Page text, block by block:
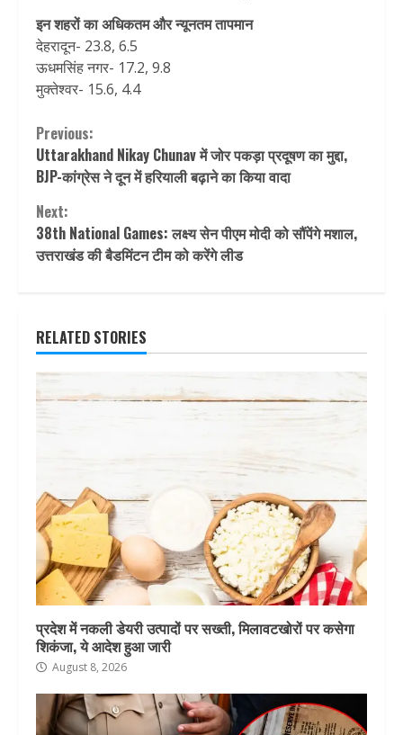
इन शहरों का अधिकतम और न्यूनतम तापमान
देहरादून- 23.8, 6.5
ऊधमसिंह नगर- 17.2, 9.8
मुक्तेश्वर- 15.6, 4.4
Continue
Reading
Previous:
Uttarakhand Nikay Chunav में जोर पकड़ा प्रदूषण का मुद्दा,
BJP-कांग्रेस ने दून में हर‍ियाली बढ़ाने का किया वादा
Next:
38th National Games: लक्ष्य सेन पीएम मोदी को सौंपेंगे मशाल,
उत्तराखंड की बैडमिंटन टीम को करेंगे लीड
RELATED STORIES
प्रदेश में नकली डेयरी उत्पादों पर सख्ती, मिलावटखोरों पर कसेगा
शिकंजा, ये आदेश हुआ जारी
August 8, 2026